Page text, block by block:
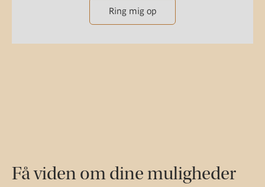
Ring mig op
Få viden om dine muligheder